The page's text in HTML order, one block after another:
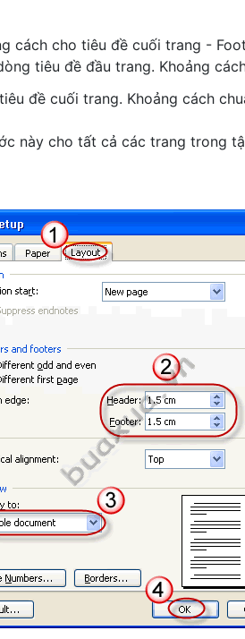
cách cho tiêu đề cuối trang -
tiêu đề đầu trang. Khoảng
đề cuối trang. Khoảng cách
này cho tất cả các trang trong